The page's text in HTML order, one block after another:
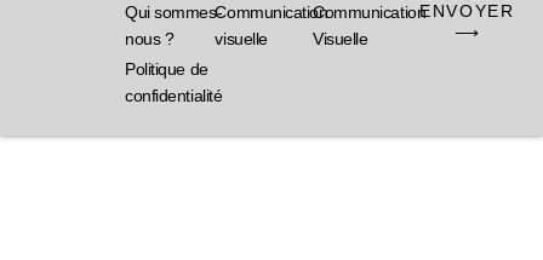
Qui sommes-
nous ?
Politique de
confidentialité
Communication
visuelle
Communication
Visuelle
ENVOYER
⟶